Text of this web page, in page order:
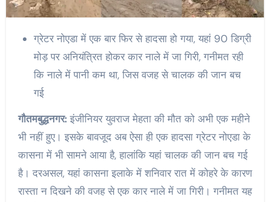
ग्रेटर नोएडा में एक बार फिर से हादसा हो गया, यहां 90 डिग्री
मोड़ पर अनियंत्रित होकर कार नाले में जा गिरी, गनीमत रही
कि नाले में पानी कम था, जिस वजह से चालक की जान बच
गई
गौतमबुद्धनगर:इंजीनियर युवराज मेहता की मौत को अभी एक महीने
भी नहीं हुए। इसके बावजूद अब ऐसा ही एक हादसा ग्रेटर नोएडा के
कासना में भी सामने आया है, हालांकि यहां चालक की जान बच गई
है। दरअसल, यहां कासना इलाके में शनिवार रात में कोहरे के कारण
रास्ता न दिखने की वजह से एक कार नाले में जा गिरी। गनीमत यह